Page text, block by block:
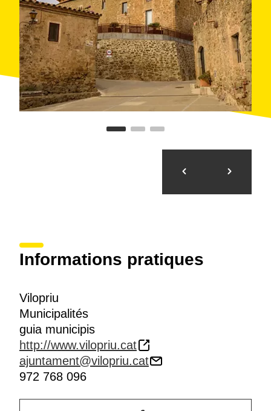
Informations pratiques
Vilopriu
Municipalités
guia municipis
http://www.vilopriu.cat
ajuntament@vilopriu.cat
972 768 096